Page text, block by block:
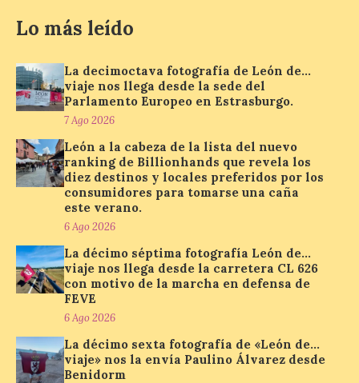
reservas, precios y
planificación: reservas más anticipadas y
estancias más breves en torno al evento.
Madrid, 7 agosto de […]
Mil y una iniciativas para
disfrutar del eclipse total
de Sol en Lleida
7 Ago 2026
Las comarcas del llano de
Lleida, especialmente El
convertirán el día 12 de
agosto en un mirador
privilegiado para observar este fenómeno
único. . El 12 de agosto, aproximadamente
a las 20.30 h, la Luna […]
Lo más leído
La decimoctava fotografía de León de…
viaje nos llega desde la sede del
Parlamento Europeo en Estrasburgo.
7 Ago 2026
León a la cabeza de la lista del nuevo
ranking de Billionhands que revela los
diez destinos y locales preferidos por los
consumidores para tomarse una caña
este verano.
6 Ago 2026
La décimo séptima fotografía León de…
viaje nos llega desde la carretera CL 626
con motivo de la marcha en defensa de
FEVE
6 Ago 2026
La décimo sexta fotografía de «León de…
viaje» nos la envía Paulino Álvarez desde
Benidorm